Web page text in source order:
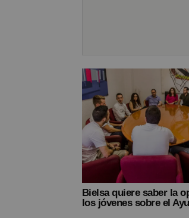
Bielsa quiere saber la
los jóvenes sobre el